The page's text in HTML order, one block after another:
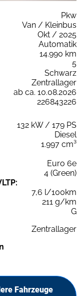
Pkw
Van / Kleinbus
Okt / 2025
Automatik
14.990 km
5
Schwarz
Zentrallager
ab ca. 10.08.2026
226843226
132 kW / 179 PS
Diesel
1.997 cm³
Euro 6e
4 (Green)
7,6 l/100km
211 g/km
G
Zentrallager
Fahrzeuge